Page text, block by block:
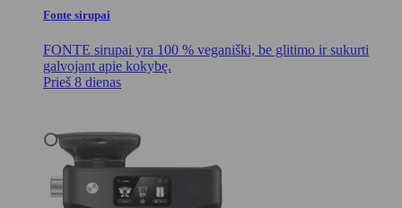
Fonte sirupai
FONTE sirupai yra 100 % veganiški, be glitimo ir sukurti
galvojant apie kokybę.
Prieš 8 dienas